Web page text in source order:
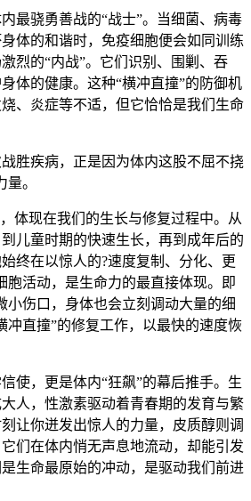
最骁勇善战的“战士”。当细菌、病毒
体的和谐时，免疫细胞便会如同训练
烈的“内战”。它们识别、围剿、吞
体的健康。这种“横冲直撞”的防御机
、炎症等不适，但它恰恰是我们生命
胜疾病，正是因为体内这股不屈不挠
。
体现在我们的生长与修复过程中。从
儿童时期的快速生长，再到成年后的
终在以惊人的?速度复制、分化、更
胞活动，是生命力的最直接体现。即
小伤口，身体也会立刻调动大量的细
冲直撞”的修复工作，以最快的速度恢
使，更是体内“狂飙”的幕后推手。生
人，性激素驱动着青春期的发育与繁
让你迸发出惊人的力量，皮质醇则调
们在体内悄无声息地流动，却能引发
生命最原始的冲动，是驱动我们前进